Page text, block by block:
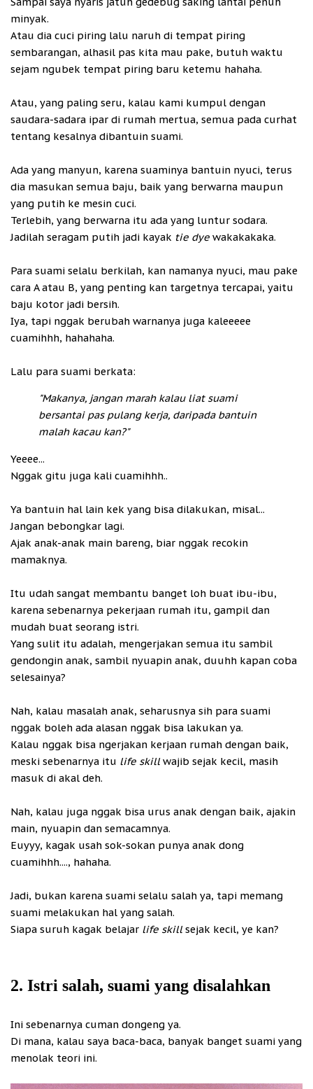
minyak.
Atau dia cuci piring lalu naruh di tempat piring
sembarangan, alhasil pas kita mau pake, butuh waktu
sejam ngubek tempat piring baru ketemu hahaha.
Atau, yang paling seru, kalau kami kumpul dengan
saudara-sadara ipar di rumah mertua, semua pada curhat
tentang kesalnya dibantuin suami.
Ada yang manyun, karena suaminya bantuin nyuci, terus
dia masukan semua baju, baik yang berwarna maupun
yang putih ke mesin cuci.
Terlebih, yang berwarna itu ada yang luntur sodara.
Jadilah seragam putih jadi kayak tie dye wakakakaka.
Para suami selalu berkilah, kan namanya nyuci, mau pake
cara A atau B, yang penting kan targetnya tercapai, yaitu
baju kotor jadi bersih.
Iya, tapi nggak berubah warnanya juga kaleeeee
cuamihhh, hahahaha.
Lalu para suami berkata:
"Makanya, jangan marah kalau liat suami
bersantai pas pulang kerja, daripada bantuin
malah kacau kan?"
Yeeee...
Nggak gitu juga kali cuamihhh..
Ya bantuin hal lain kek yang bisa dilakukan, misal...
Jangan bebongkar lagi.
Ajak anak-anak main bareng, biar nggak recokin
mamaknya.
Itu udah sangat membantu banget loh buat ibu-ibu,
karena sebenarnya pekerjaan rumah itu, gampil dan
mudah buat seorang istri.
Yang sulit itu adalah, mengerjakan semua itu sambil
gendongin anak, sambil nyuapin anak, duuhh kapan coba
selesainya?
Nah, kalau masalah anak, seharusnya sih para suami
nggak boleh ada alasan nggak bisa lakukan ya.
Kalau nggak bisa ngerjakan kerjaan rumah dengan baik,
meski sebenarnya itu life skillwajib sejak kecil, masih
masuk di akal deh.
Nah, kalau juga nggak bisa urus anak dengan baik, ajakin
main, nyuapin dan semacamnya.
Euyyy, kagak usah sok-sokan punya anak dong
cuamihhh...., hahaha.
Jadi, bukan karena suami selalu salah ya, tapi memang
suami melakukan hal yang salah.
Siapa suruh kagak belajar life skillsejak kecil, ye kan?
2. Istri salah, suami yang disalahkan
Ini sebenarnya cuman dongeng ya.
Di mana, kalau saya baca-baca, banyak banget suami yang
menolak teori ini.